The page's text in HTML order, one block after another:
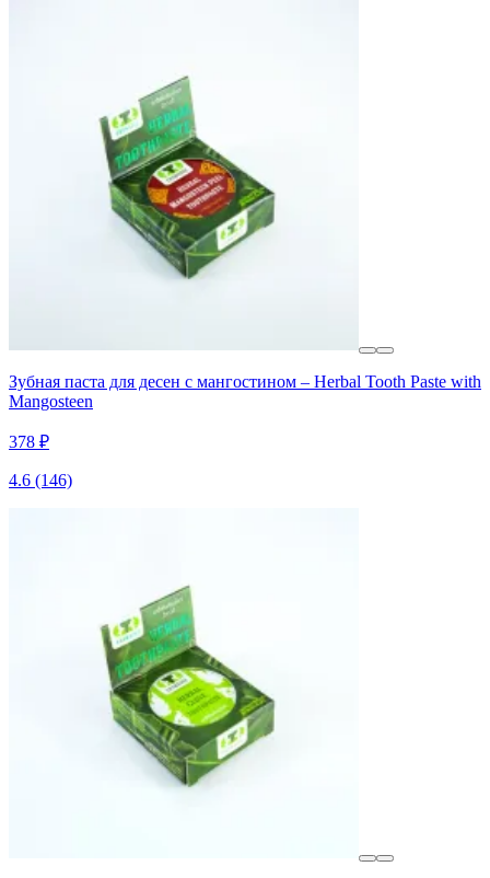
Зубная паста для десен с мангостином – Herbal Tooth Paste with
Mangosteen
378 ₽
4.6 (146)